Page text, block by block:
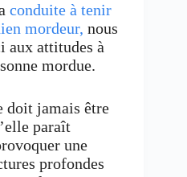
conduite à tenir
mordeur, nous
aux attitudes à
mordue.
doit jamais être
paraît
une
profondes